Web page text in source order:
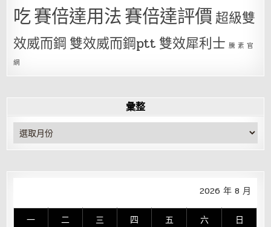
吃賽倍達用法賽倍達評價超級雙
效威而鋼 雙效威而鋼ptt 雙效犀利士 騰 素 官
網
彙整
彙
整
2026 年 8 月
一 二 三 四 五 六 日